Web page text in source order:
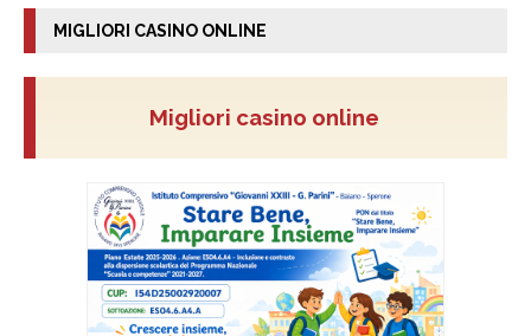
MIGLIORI CASINO ONLINE
Migliori casino online